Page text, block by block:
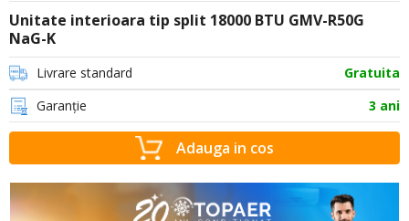
Unitate interioara tip split 18000 BTU GMV-R50G
NaG-K
Livrare standard
Gratuita
Garanție
3 ani
Adauga in cos